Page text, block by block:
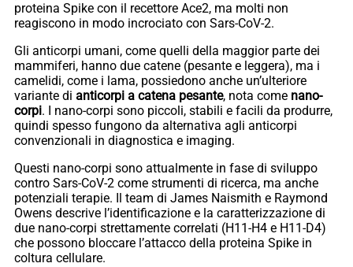
proteina Spike con il recettore Ace2, ma molti non
reagiscono in modo incrociato con Sars-CoV-2.
Gli anticorpi umani, come quelli della maggior parte dei
mammiferi, hanno due catene (pesante e leggera), ma i
camelidi, come i lama, possiedono anche un’ulteriore
variante di anticorpi a catena pesante, nota come nano-
corpi. I nano-corpi sono piccoli, stabili e facili da produrre,
quindi spesso fungono da alternativa agli anticorpi
convenzionali in diagnostica e imaging.
Questi nano-corpi sono attualmente in fase di sviluppo
contro Sars-CoV-2 come strumenti di ricerca, ma anche
potenziali terapie. Il team di James Naismith e Raymond
Owens descrive l’identificazione e la caratterizzazione di
due nano-corpi strettamente correlati (H11-H4 e H11-D4)
che possono bloccare l’attacco della proteina Spike in
coltura cellulare.